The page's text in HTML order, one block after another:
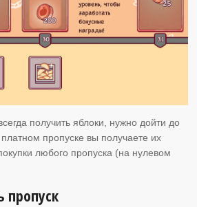
получить яблоки, нужно дойти до
пропуске вы получаете их
любого пропуска (на нулевом
пропуск